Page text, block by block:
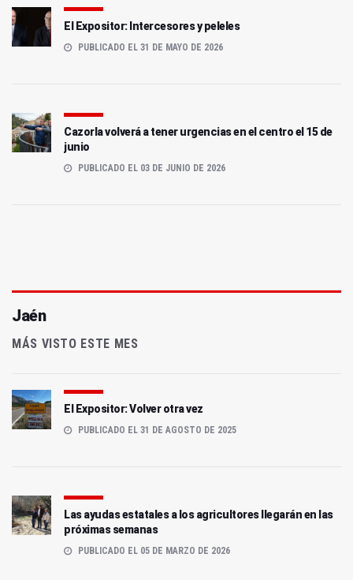
El Expositor: Intercesores y peleles
PUBLICADO EL 31 DE MAYO DE 2026
Cazorla volverá a tener urgencias en el centro el 15 de
junio
PUBLICADO EL 03 DE JUNIO DE 2026
Jaén
MÁS VISTO ESTE MES
El Expositor: Volver otra vez
PUBLICADO EL 31 DE AGOSTO DE 2025
Las ayudas estatales a los agricultores llegarán en las
próximas semanas
PUBLICADO EL 05 DE MARZO DE 2026